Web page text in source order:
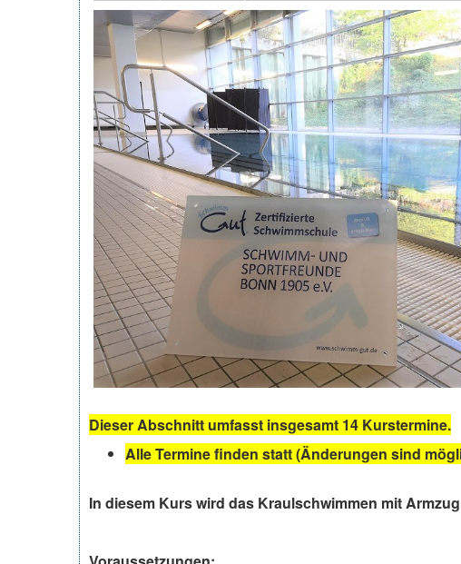
Dieser Abschnitt umfasst insgesamt 14 Kurstermine.
Alle Termine finden statt (Änderungen sind
In diesem Kurs wird das Kraulschwimmen mit